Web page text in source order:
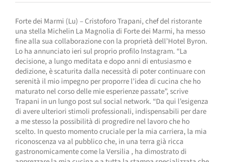
Forte dei Marmi (Lu) – Cristoforo Trapani, chef del ristorante
una stella Michelin La Magnolia di Forte dei Marmi, ha messo
fine alla sua collaborazione con la proprietà dell’Hotel Byron.
Lo ha annunciato ieri sul proprio profilo Instagram. “La
decisione, a lungo meditata e dopo anni di entusiasmo e
dedizione, è scaturita dalla necessità di poter continuare con
serenità il mio impegno per proporre l’idea di cucina che ho
maturato nel corso delle mie esperienze passate”, scrive
Trapani in un lungo post sul social network. “Da qui l’esigenza
di avere ulteriori stimoli professionali, indispensabili per dare
a me stesso la possibilità di progredire nel lavoro che ho
scelto. In questo momento cruciale per la mia carriera, la mia
riconoscenza va al pubblico che, in una terra già ricca
gastronomicamente come la Versilia , ha dimostrato di